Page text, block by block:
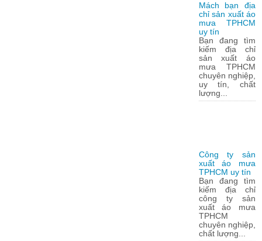
Mách bạn địa
chỉ sản xuất áo
mưa TPHCM
uy tín
Bạn đang tìm
kiếm địa chỉ
sản xuất áo
mưa TPHCM
chuyên nghiệp,
uy tín, chất
lượng...
Công ty sản
xuất áo mưa
TPHCM uy tín
Bạn đang tìm
kiếm địa chỉ
công ty sản
xuất áo mưa
TPHCM
chuyên nghiệp,
chất lượng...